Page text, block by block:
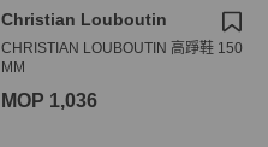
Christian Louboutin
CHRISTIAN LOUBOUTIN 高踭鞋 150
MM
MOP 1,036